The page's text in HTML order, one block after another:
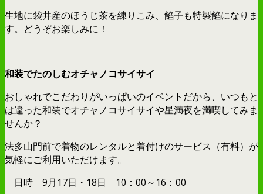
生地に袋井産のほうじ茶を練りこみ、餡子も特製餡になりま
す。どうぞお楽しみに！
和装でたのしむオチャノコサイサイ
おしゃれでこだわりがいっぱいのイベントだから、いつもと
は違った和装でオチャノコサイサイや星満夜を満喫してみま
せんか？
法多山門前で着物のレンタルと着付けのサービス（有料）が
気軽にご利用いただけます。
日時 9月17日・18日 10：00～16：00